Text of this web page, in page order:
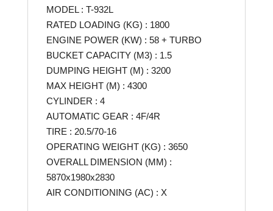
MODEL : T-932L
RATED LOADING (KG) : 1800
ENGINE POWER (KW) : 58 + TURBO
BUCKET CAPACITY (M3) : 1.5
DUMPING HEIGHT (M) : 3200
MAX HEIGHT (M) : 4300
CYLINDER : 4
AUTOMATIC GEAR : 4F/4R
TIRE : 20.5/70-16
OPERATING WEIGHT (KG) : 3650
OVERALL DIMENSION (MM) :
5870x1980x2830
AIR CONDITIONING (AC) : X